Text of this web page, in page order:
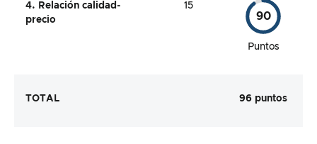
4. Relación calidad-
precio
15
90
Puntos
TOTAL 96 puntos